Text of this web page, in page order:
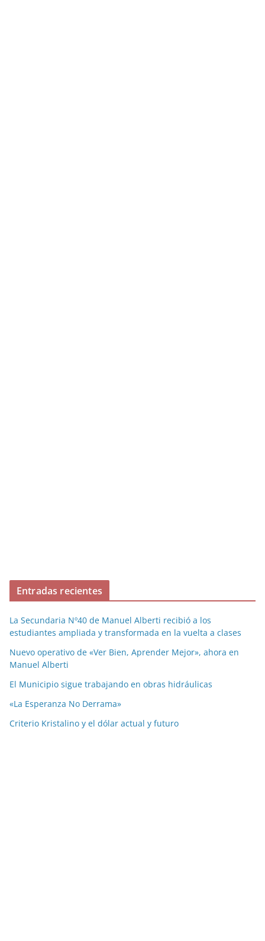
Entradas recientes
La Secundaria Nº40 de Manuel Alberti recibió a los
estudiantes ampliada y transformada en la vuelta a clases
Nuevo operativo de «Ver Bien, Aprender Mejor», ahora en
Manuel Alberti
El Municipio sigue trabajando en obras hidráulicas
«La Esperanza No Derrama»
Criterio Kristalino y el dólar actual y futuro